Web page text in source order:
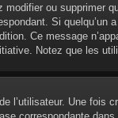
ou
Si quelqu’un
Ce message
Notez que les
l’utilisateur. Une fois